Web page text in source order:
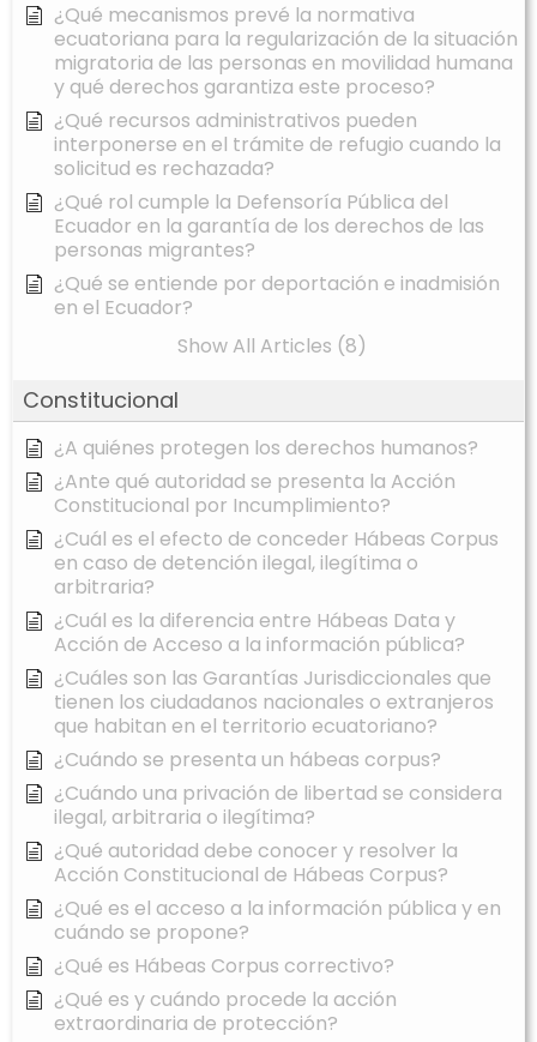
¿Qué mecanismos prevé la normativa
ecuatoriana para la regularización de la situación
migratoria de las personas en movilidad humana
y qué derechos garantiza este proceso?
¿Qué recursos administrativos pueden
interponerse en el trámite de refugio cuando la
solicitud es rechazada?
¿Qué rol cumple la Defensoría Pública del
Ecuador en la garantía de los derechos de las
personas migrantes?
¿Qué se entiende por deportación e inadmisión
en el Ecuador?
Show All Articles (8)
Constitucional
¿A quiénes protegen los derechos humanos?
¿Ante qué autoridad se presenta la Acción
Constitucional por Incumplimiento?
¿Cuál es el efecto de conceder Hábeas Corpus
en caso de detención ilegal, ilegítima o
arbitraria?
¿Cuál es la diferencia entre Hábeas Data y
Acción de Acceso a la información pública?
¿Cuáles son las Garantías Jurisdiccionales que
tienen los ciudadanos nacionales o extranjeros
que habitan en el territorio ecuatoriano?
¿Cuándo se presenta un hábeas corpus?
¿Cuándo una privación de libertad se considera
ilegal, arbitraria o ilegítima?
¿Qué autoridad debe conocer y resolver la
Acción Constitucional de Hábeas Corpus?
¿Qué es el acceso a la información pública y en
cuándo se propone?
¿Qué es Hábeas Corpus correctivo?
¿Qué es y cuándo procede la acción
extraordinaria de protección?